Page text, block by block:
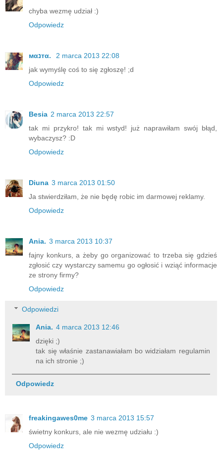
chyba wezmę udział :)
Odpowiedz
мαנтα.
2 marca 2013 22:08
jak wymyślę coś to się zgłoszę! ;d
Odpowiedz
Besia 2 marca 2013 22:57
tak mi przykro! tak mi wstyd! już naprawiłam swój błąd,
wybaczysz? :D
Odpowiedz
Diuna 3 marca 2013 01:50
Ja stwierdziłam, że nie będę robic im darmowej reklamy.
Odpowiedz
Ania. 3 marca 2013 10:37
fajny konkurs, a żeby go organizować to trzeba się gdzieś
zgłosić czy wystarczy samemu go ogłosić i wziąć informacje
ze strony firmy?
Odpowiedz
Odpowiedzi
Ania. 4 marca 2013 12:46
dzięki ;)
tak się właśnie zastanawiałam bo widziałam regulamin
na ich stronie ;)
Odpowiedz
freakingawes0me 3 marca 2013 15:57
świetny konkurs, ale nie wezmę udziału :)
Odpowiedz